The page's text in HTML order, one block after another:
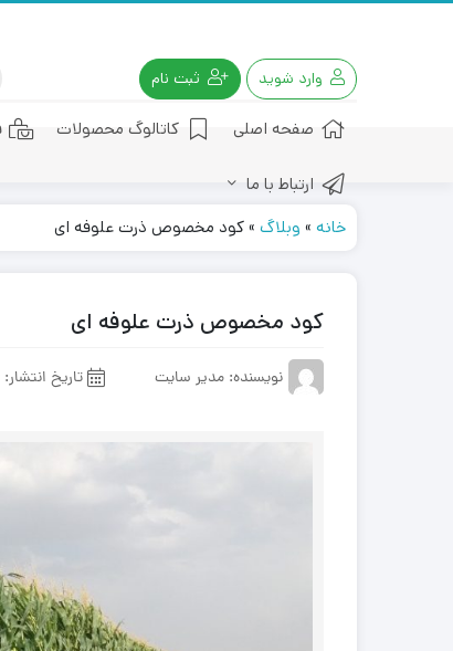
وارد شوید ثبت نام
صفحه اصلی کاتالوگ محصولات
ارتباط با ما
خانه » وبلاگ »کود مخصوص ذرت علوفه ‌ای
کود مخصوص ذرت علوفه ‌ای
نویسنده: مدیر سایت تاریخ انتشار: